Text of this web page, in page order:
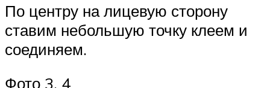
По центру на лицевую сторону
ставим небольшую точку клеем и
соединяем.
Фото 3, 4